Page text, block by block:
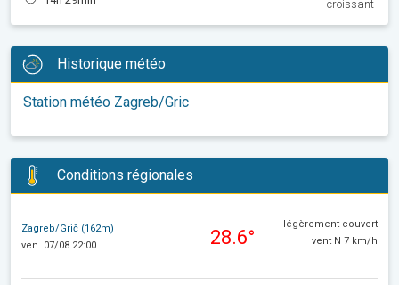
croissant
Historique météo
Station météo Zagreb/Gric
Conditions régionales
Zagreb/Grič (162m)
ven. 07/08 22:00
28.6°
légèrement couvert
vent N 7 km/h